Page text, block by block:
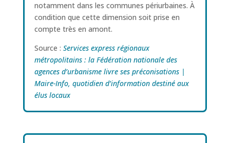
notamment dans les communes périurbaines. À
condition que cette dimension soit prise en
compte très en amont.
Source : Services express régionaux
métropolitains : la Fédération nationale des
agences d’urbanisme livre ses préconisations |
Maire-Info, quotidien d’information destiné aux
élus locaux